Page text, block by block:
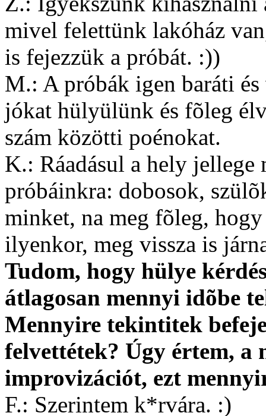
mivel felettünk lakóház
is fejezzük a próbát. :))
M.: A próbák igen baráti
jókat hülyülünk és fõleg
szám közötti poénokat.
K.: Ráadásul a hely jellege
próbáinkra: dobosok,
minket, na meg fõleg,
ilyenkor, meg vissza is
Tudom, hogy hülye
átlagosan mennyi idõbe
Mennyire tekintitek
felvettétek? Úgy értem,
improvizációt, ezt
F.: Szerintem k*rvára. :)